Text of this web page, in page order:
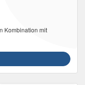
Kombination mit